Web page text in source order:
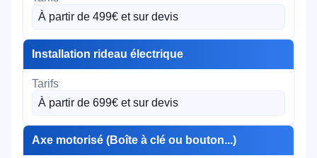
À partir de 499€ et sur devis
Installation rideau électrique
À partir de 699€ et sur devis
Axe motorisé (Boîte à clé ou bouton...)